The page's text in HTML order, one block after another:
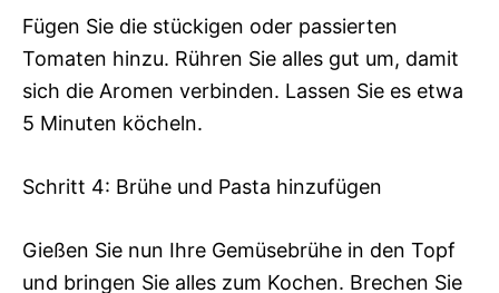
Fügen Sie die stückigen oder passierten
Tomaten hinzu. Rühren Sie alles gut um, damit
sich die Aromen verbinden. Lassen Sie es etwa
5 Minuten köcheln.
Schritt 4: Brühe und Pasta hinzufügen
Gießen Sie nun Ihre Gemüsebrühe in den Topf
und bringen Sie alles zum Kochen. Brechen Sie